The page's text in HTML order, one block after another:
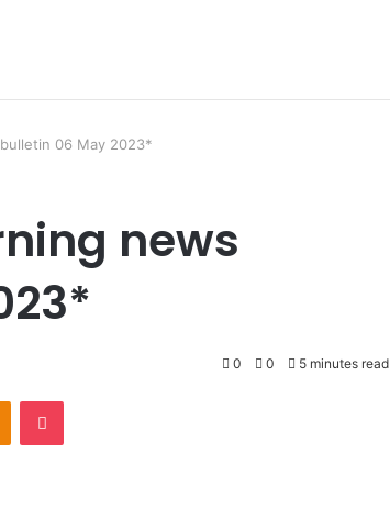
06 May 2023*
news
0 0 5 minutes read
Odnoklassniki
Pocket